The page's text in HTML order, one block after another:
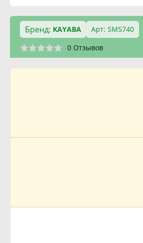
Бренд: KAYABA
Арт: SM5740
0 Отзывов